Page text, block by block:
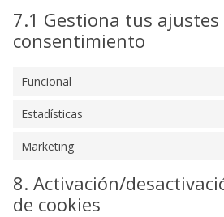
7.1 Gestiona tus ajustes
consentimiento
Funcional
Estadísticas
Marketing
8. Activación/
de cookies